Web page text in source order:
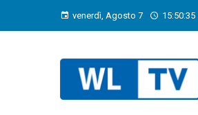
venerdì, Agosto 7 15:50:36